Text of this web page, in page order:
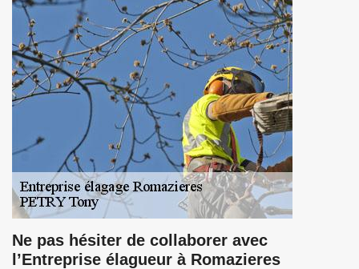
Ne pas hésiter de collaborer avec
l’Entreprise élagueur à Romazieres